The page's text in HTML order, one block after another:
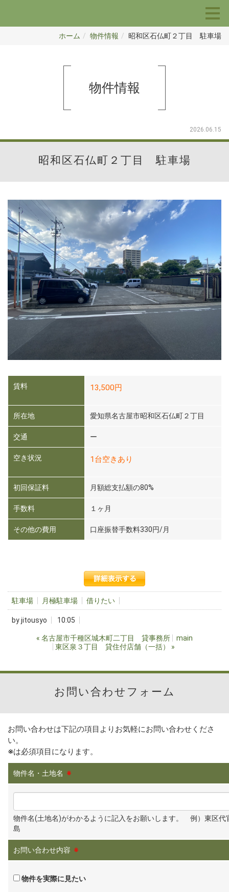
ホーム 物件情報 昭和区石仏町２丁目 駐車場
物件情報
2026.06.15
昭和区石仏町２丁目 駐車場
賃料 13,500円
所在地 愛知県名古屋市昭和区石仏町２丁目
交通 ー
空き状況 1台空きあり
初回保証料 月額総支払額の80%
手数料 １ヶ月
その他の費用 口座振替手数料330円/月
駐車場 月極駐車場 借りたい
byjitousyo 10:05
« 名古屋市千種区城木町二丁目 貸事務所
main
東区泉３丁目 貸住付店舗（一括）
»
お問い合わせフォーム
お問い合わせは下記の項目よりお気軽にお問い合わせくださ
い。
※は必須項目になります。
物件名・土地名 ※
物件名(土地名)がわかるように記入をお願いします。 例）東区代
島
お問い合わせ内容 ※
物件を実際に見たい